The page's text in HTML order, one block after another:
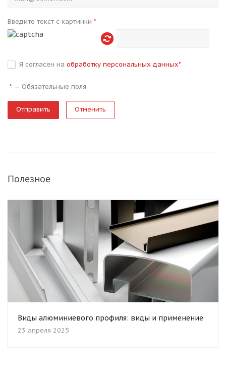
Введите текст с картинки *
Я согласен на обработку персональных данных*
* — Обязательные поля
Отменить
Полезное
Виды алюминиевого профиля: виды и применение
23 апреля 2025